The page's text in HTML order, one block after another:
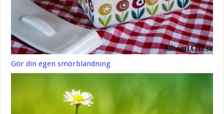
Gör din egen smörblandning